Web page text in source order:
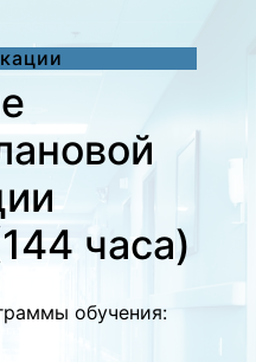
часа)
обучения: